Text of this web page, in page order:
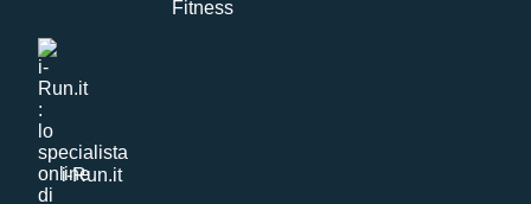
i-Run.it